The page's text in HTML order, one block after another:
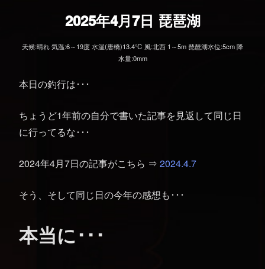
2025年4月7日 琵琶湖
天候:晴れ 気温:6～19度 水温(唐橋)13.4℃ 風:北西 1～5m 琵琶湖水位:5cm 降
水量:0mm
本日の釣行は･･･
ちょうど1年前の自分で書いた記事を見返して同じ日
に行ってるな･･･
2024年4月7日の記事がこちら ⇒2024.4.7
そう、そして同じ日の今年の感想も･･･
本当に･･･